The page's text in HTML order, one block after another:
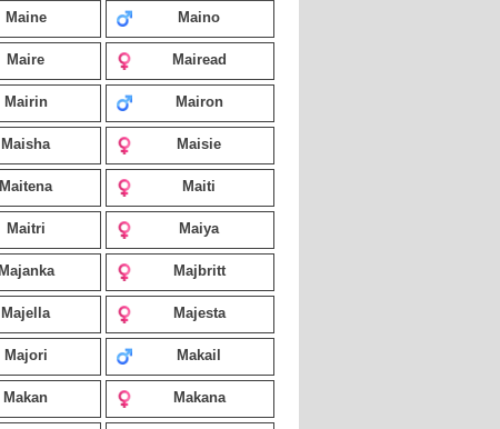
Maine Maino
Maire Mairead
Mairin Mairon
Maisha Maisie
Maitena Maiti
Maitri Maiya
Majanka Majbritt
Majella Majesta
Majori Makail
Makan Makana